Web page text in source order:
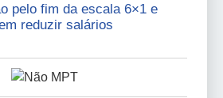
pelo fim da escala 6×1 e
reduzir salários